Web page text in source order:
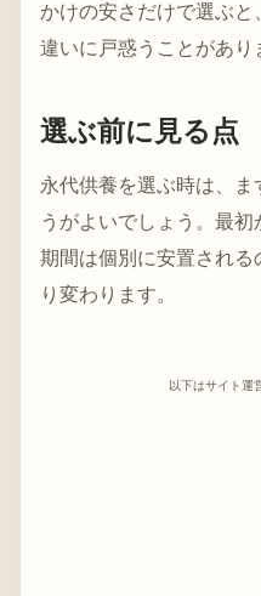
かけの安さだけで選ぶ
違いに戸惑うことがあり
選ぶ前に見る点
永代供養を選ぶ時は、
うがよいでしょう。最
期間は個別に安置され
り変わります。
以下はサイト運